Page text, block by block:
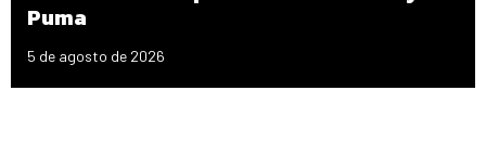
Puma
5 de agosto de 2026